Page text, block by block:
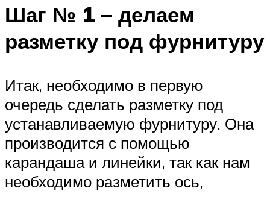
Шаг № 1 – делаем
разметку под фурнитуру
Итак, необходимо в первую
очередь сделать разметку под
устанавливаемую фурнитуру. Она
производится с помощью
карандаша и линейки, так как нам
необходимо разметить ось,